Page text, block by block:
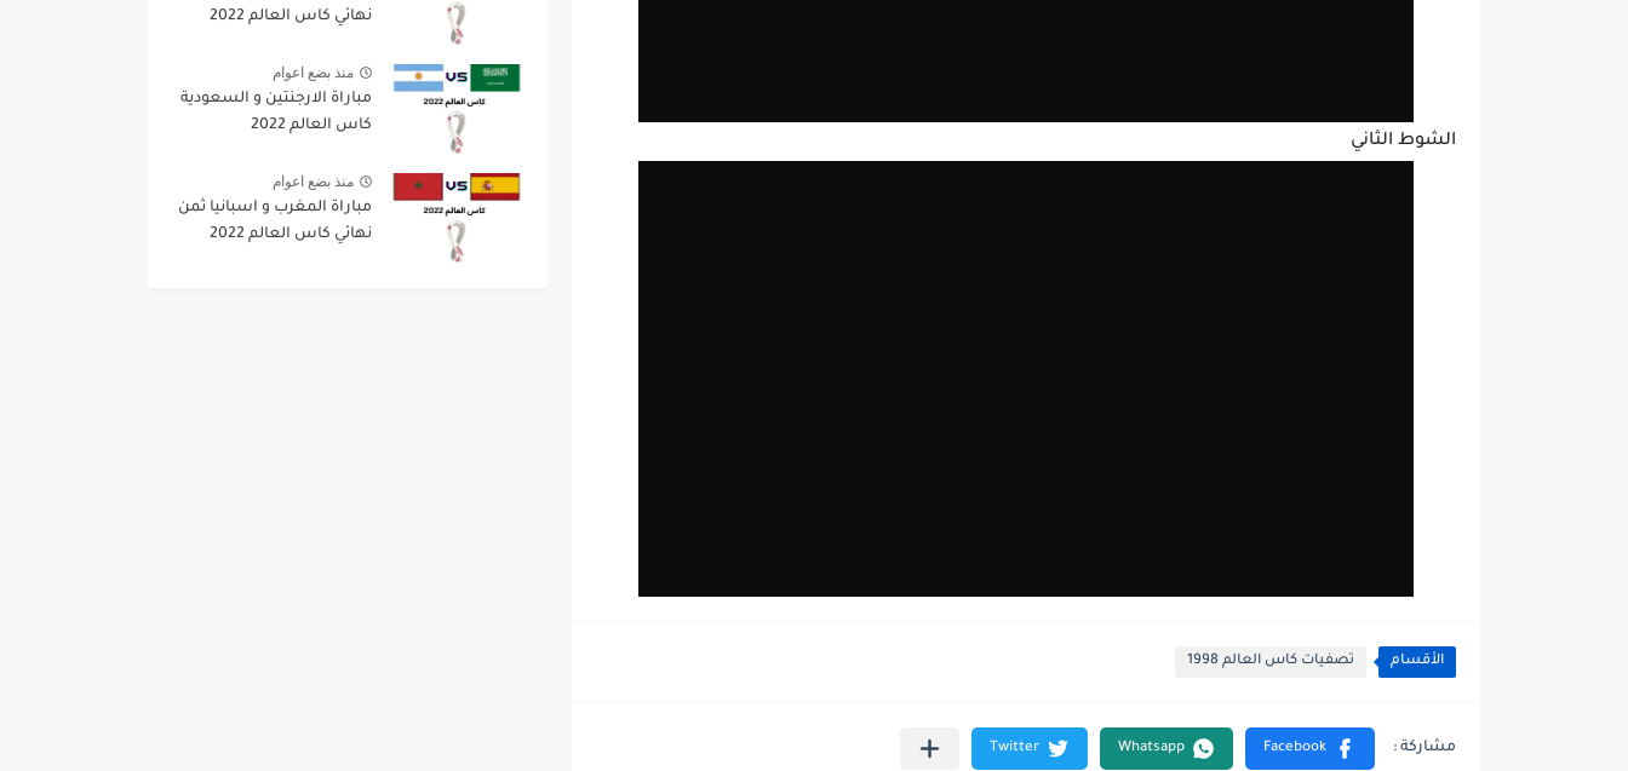
الشوط الثاني
الأقسام تصفيات كاس العالم 1998
نهائي كاس العالم 2022
منذ بضع اعوام
مباراة الارجنتين و السعودية
كاس العالم 2022
منذ بضع اعوام
مباراة المغرب و اسبانيا ثمن
نهائي كاس العالم 2022